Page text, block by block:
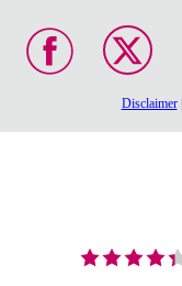
Disclaimer|